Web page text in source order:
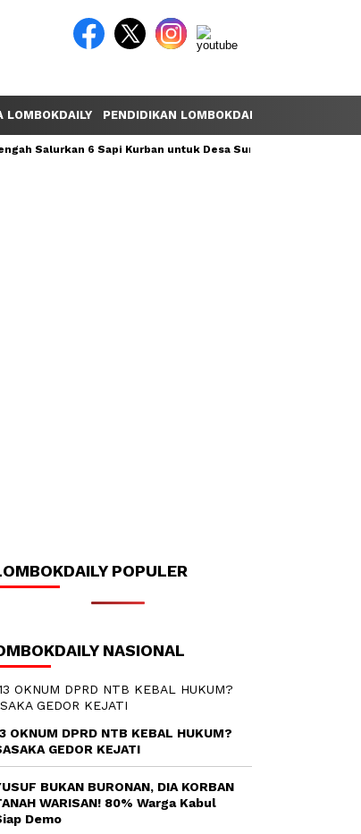
LOMBOKDAILY PENDIDIKAN LOMBOKDAILY
Salurkan 6 Sapi Kurban untuk Desa Sumber Mata Air
POPULER
NASIONAL
OKNUM DPRD NTB KEBAL HUKUM?
GEDOR KEJATI
BUKAN BURONAN, DIA KORBAN
WARISAN! 80% Warga Kabul
Demo